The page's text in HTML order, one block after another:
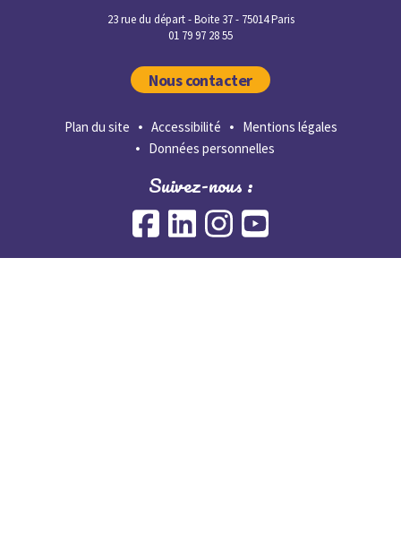
23 rue du départ - Boite 37 - 75014 Paris
01 79 97 28 55
Nous contacter
Plan du site Accessibilité
Mentions légales
Données personnelles
Suivez-nous :